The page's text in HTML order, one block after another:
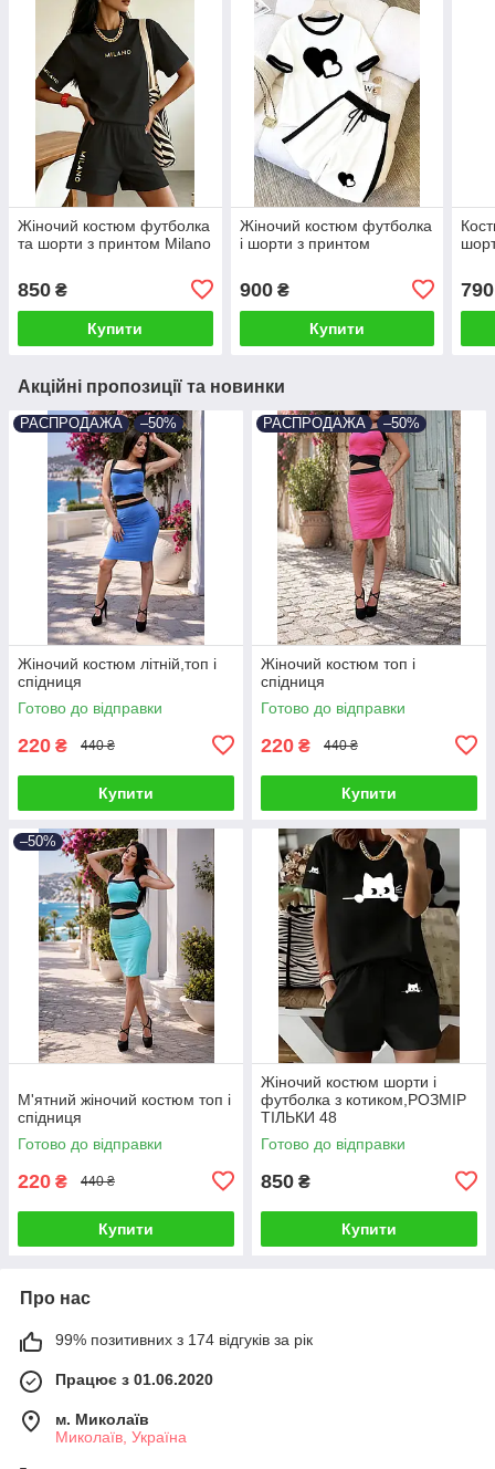
Жіночий костюм футболка
та шорти з принтом Milano
850 ₴
Купити
Жіночий костюм футболка
і шорти з принтом
900₴
Купити
790
Акційні пропозиції та новинки
РАСПРОДАЖА –50%
Жіночий костюм літній,топ і
спідниця
Готово до відправки
220 ₴ 440 ₴
Купити
РАСПРОДАЖА –50%
Жіночий костюм топ і
спідниця
Готово до відправки
220 ₴ 440 ₴
Купити
–50%
М'ятний жіночий костюм топ і
спідниця
Готово до відправки
220 ₴ 440 ₴
Купити
Жіночий костюм шорти і
футболка з котиком,РОЗМІР
ТІЛЬКИ 48
Готово до відправки
850 ₴
Купити
Про нас
99% позитивних з 174 відгуків за рік
Працює з 01.06.2020
м. Миколаїв
Миколаїв, Україна